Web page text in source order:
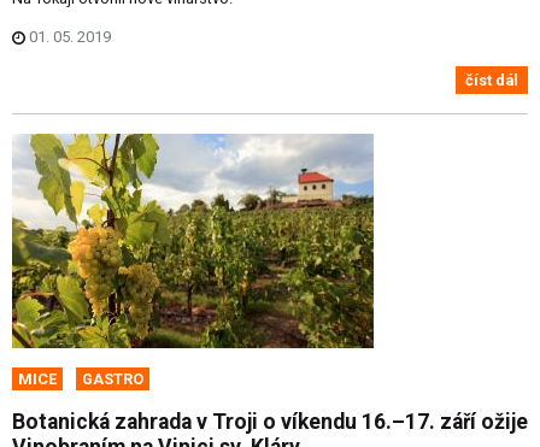
01. 05. 2019
číst dál
MICE GASTRO
Botanická zahrada v Troji o víkendu 16.–17. září ožije